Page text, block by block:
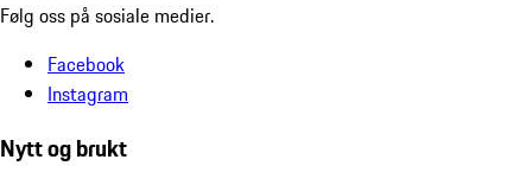
Følg oss på sosiale medier.
Facebook
Instagram
Nytt og brukt